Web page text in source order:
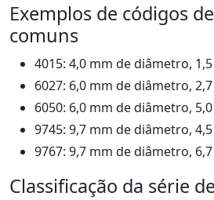
Exemplos de códigos
comuns
4015: 4,0 mm de diâmetro,
6027: 6,0 mm de diâmetro,
6050: 6,0 mm de diâmetro,
9745: 9,7 mm de diâmetro,
9767: 9,7 mm de diâmetro,
Classificação da série